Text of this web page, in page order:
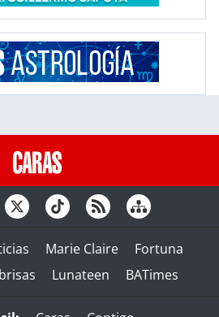
Marie Claire
Fortuna
Lunateen BATimes